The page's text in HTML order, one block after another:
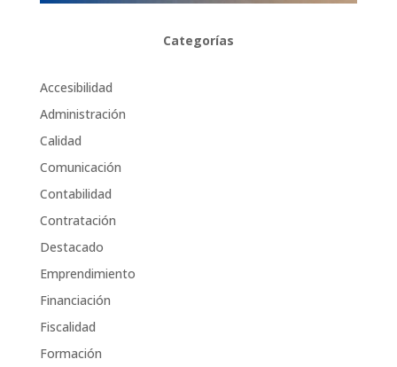
Categorías
Accesibilidad
Administración
Calidad
Comunicación
Contabilidad
Contratación
Destacado
Emprendimiento
Financiación
Fiscalidad
Formación